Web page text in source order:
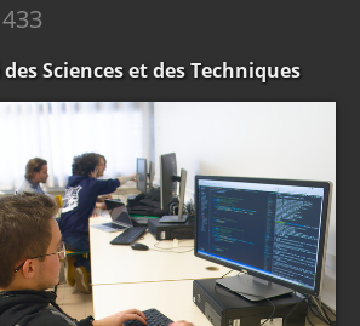
Sciences et des Techniques